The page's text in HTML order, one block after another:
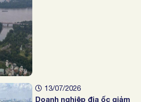
13/07/2026
Doanh nghiệp địa ốc giảm